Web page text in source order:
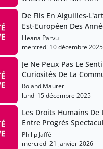
De Fils En Aiguilles-
Est-Européen Des
Lleana Parvu
mercredi 10 décembre 2025
Je Ne Peux Pas Le
Curiosités De La
Olfactive
Roland Maurer
lundi 15 décembre 2025
Les Droits Humains De
Entre Progrès
Violations Graves Et
Systématiques
Philip Jaffé
mercredi 21 janvier 2026